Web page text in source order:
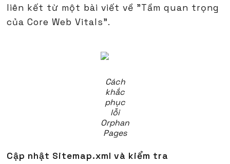
liên kết từ một bài viết về "Tầm quan trọng
của Core Web Vitals".
Cách
khắc
phục
lỗi
Orphan
Pages
Cập nhật Sitemap.xml và kiểm tra